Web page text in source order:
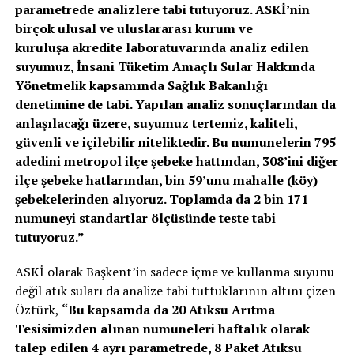
parametrede analizlere tabi tutuyoruz. ASKİ’nin
birçok ulusal ve uluslararası kurum ve
kuruluşa akredite laboratuvarında analiz edilen
suyumuz, İnsani Tüketim Amaçlı Sular Hakkında
Yönetmelik kapsamında Sağlık Bakanlığı
denetimine de tabi. Yapılan analiz sonuçlarından da
anlaşılacağı üzere, suyumuz tertemiz, kaliteli,
güvenli ve içilebilir niteliktedir. Bu numunelerin 795
adedini metropol ilçe şebeke hattından, 308’ini diğer
ilçe şebeke hatlarından, bin 59’unu mahalle (köy)
şebekelerinden alıyoruz. Toplamda da 2 bin 171
numuneyi standartlar ölçüsünde teste tabi
tutuyoruz.”
ASKİ olarak Başkent’in sadece içme ve kullanma suyunu
değil atık suları da analize tabi tuttuklarının altını çizen
Öztürk, “Bu kapsamda da 20 Atıksu Arıtma
Tesisimizden alınan numuneleri haftalık olarak
talep edilen 4 ayrı parametrede, 8 Paket Atıksu